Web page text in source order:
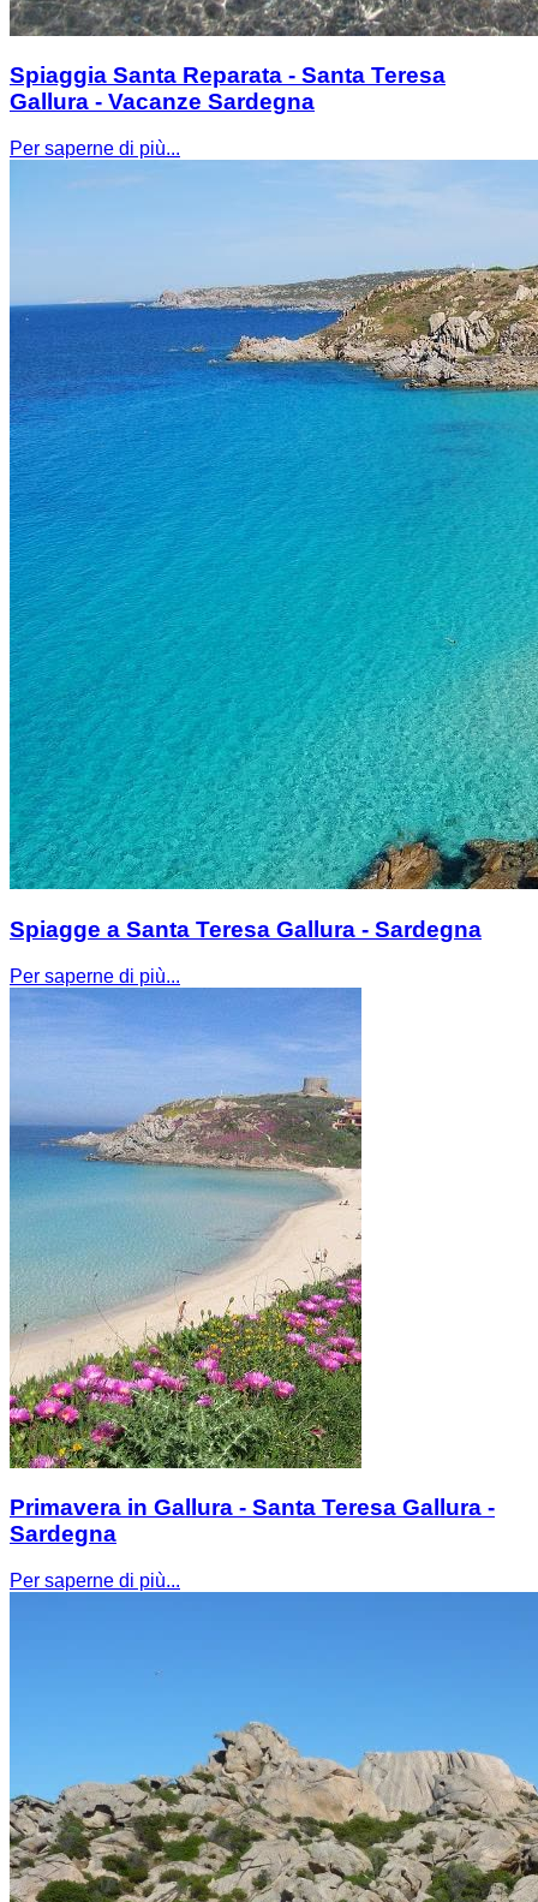
Spiaggia Santa Reparata - Santa Teresa
Gallura - Vacanze Sardegna
Per saperne di più...
Spiagge a Santa Teresa Gallura - Sardegna
Per saperne di più...
Primavera in Gallura - Santa Teresa Gallura -
Sardegna
Per saperne di più...